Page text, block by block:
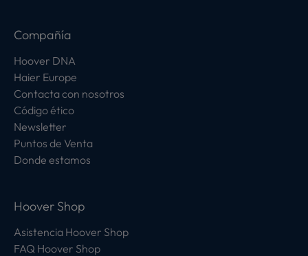
Compañía
Hoover DNA
Haier Europe
Contacta con nosotros
Código ético
Newsletter
Puntos de Venta
Donde estamos
Hoover Shop
Asistencia Hoover Shop
FAQ Hoover Shop